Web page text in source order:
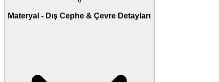
Materyal - Dış Cephe & Çevre Detayları